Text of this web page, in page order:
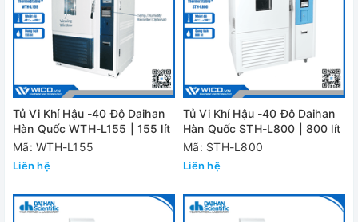
Tủ Vi Khí Hậu -40 Độ Daihan
Hàn Quốc WTH-L155 | 155 lít
Mã: WTH-L155
Liên hệ
Tủ Vi Khí Hậu -40 Độ Daihan
Hàn Quốc STH-L800 | 800 lít
Mã: STH-L800
Liên hệ